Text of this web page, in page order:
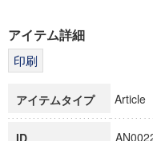
科学研究費補助金研
博士課程教育リー
アイテム詳細
アイテムタイプ Article
ID